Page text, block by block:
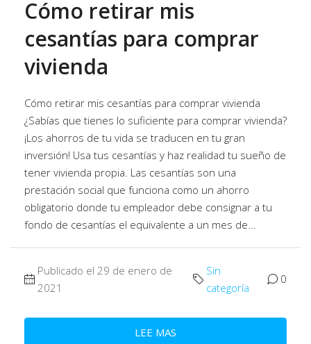
Cómo retirar mis
cesantías para comprar
vivienda
Cómo retirar mis cesantías para comprar vivienda
¿Sabías que tienes lo suficiente para comprar vivienda?
¡Los ahorros de tu vida se traducen en tu gran
inversión! Usa tus cesantías y haz realidad tu sueño de
tener vivienda propia. Las cesantías son una
prestación social que funciona como un ahorro
obligatorio donde tu empleador debe consignar a tu
fondo de cesantías el equivalente a un mes de...
Publicado el 29 de enero de
2021
Sin
categoría
0
LEE MAS